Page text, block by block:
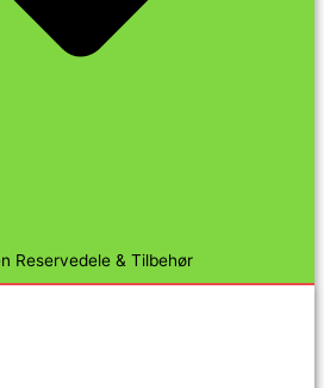
Reservedele & Tilbehør